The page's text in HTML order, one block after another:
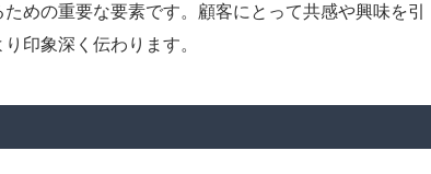
めの重要な要素です。顧客にとって共感や興味を引
印象深く伝わります。